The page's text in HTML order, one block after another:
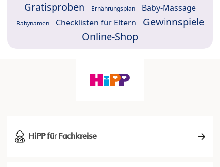
Gratisproben Ernährungsplan Baby-Massage
Babynamen Checklisten für Eltern
Gewinnspiele
Online-Shop
HiPP für Fachkreise